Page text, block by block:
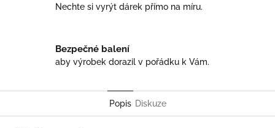
Nechte si vyrýt dárek přímo na míru.
Bezpečné balení
aby výrobek dorazil v pořádku k Vám.
Popis Diskuze